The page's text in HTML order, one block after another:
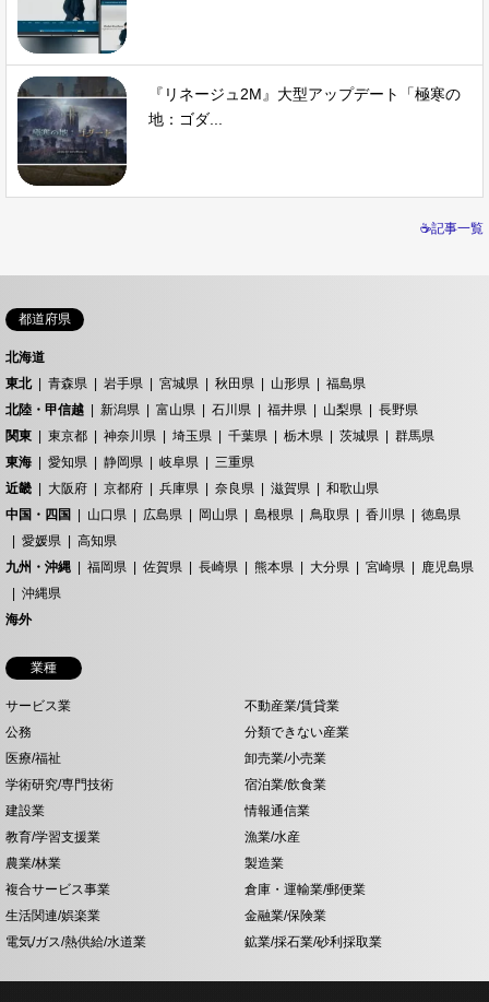
『リネージュ2M』大型アップデート「極寒の
地：ゴダ...
☕記事一覧
都道府県
北海道
東北
青森県 岩手県 宮城県 秋田県 山形県
福島県
北陸・甲信越
新潟県 富山県 石川県 福井県 山梨県
長野県
関東
東京都 神奈川県 埼玉県 千葉県 栃木県 茨城県
群馬県
東海
愛知県 静岡県 岐阜県
三重県
近畿
大阪府 京都府 兵庫県 奈良県 滋賀県
和歌山県
中国・四国
山口県 広島県 岡山県 島根県 鳥取県 香川県
徳島県
愛媛県
高知県
九州・沖縄
福岡県 佐賀県 長崎県 熊本県 大分県 宮崎県
鹿児島県
沖縄県
海外
業種
サービス業
不動産業/賃貸業
公務
分類できない産業
医療/福祉
卸売業/小売業
学術研究/専門技術
宿泊業/飲食業
建設業
情報通信業
教育/学習支援業
漁業/水産
農業/林業
製造業
複合サービス事業
倉庫・運輸業/郵便業
生活関連/娯楽業
金融業/保険業
電気/ガス/熱供給/水道業
鉱業/採石業/砂利採取業